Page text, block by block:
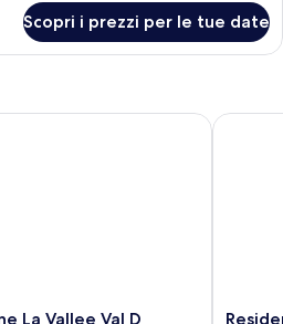
Scopri i prezzi per le tue date
La Vallee Val D
Vallee Val D Europe by IHG